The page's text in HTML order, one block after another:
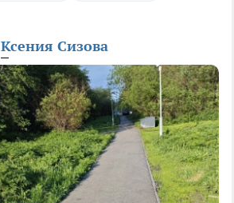
Ксения Сизова